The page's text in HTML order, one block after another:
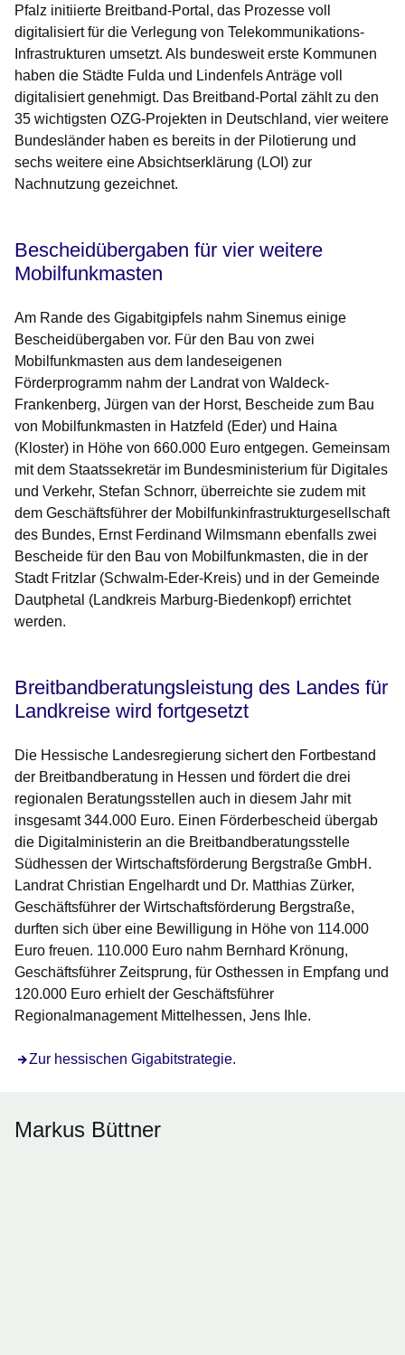
Pfalz initiierte Breitband-Portal, das Prozesse voll
digitalisiert für die Verlegung von Telekommunikations-
Infrastrukturen umsetzt. Als bundesweit erste Kommunen
haben die Städte Fulda und Lindenfels Anträge voll
digitalisiert genehmigt. Das Breitband-Portal zählt zu den
35 wichtigsten OZG-Projekten in Deutschland, vier weitere
Bundesländer haben es bereits in der Pilotierung und
sechs weitere eine Absichtserklärung (LOI) zur
Nachnutzung gezeichnet.
Bescheidübergaben für vier weitere
Mobilfunkmasten
Am Rande des Gigabitgipfels nahm Sinemus einige
Bescheidübergaben vor. Für den Bau von zwei
Mobilfunkmasten aus dem landeseigenen
Förderprogramm nahm der Landrat von Waldeck-
Frankenberg, Jürgen van der Horst, Bescheide zum Bau
von Mobilfunkmasten in Hatzfeld (Eder) und Haina
(Kloster) in Höhe von 660.000 Euro entgegen. Gemeinsam
mit dem Staatssekretär im Bundesministerium für Digitales
und Verkehr, Stefan Schnorr, überreichte sie zudem mit
dem Geschäftsführer der Mobilfunkinfrastrukturgesellschaft
des Bundes, Ernst Ferdinand Wilmsmann ebenfalls zwei
Bescheide für den Bau von Mobilfunkmasten, die in der
Stadt Fritzlar (Schwalm-Eder-Kreis) und in der Gemeinde
Dautphetal (Landkreis Marburg-Biedenkopf) errichtet
werden.
Breitbandberatungsleistung des Landes für
Landkreise wird fortgesetzt
Die Hessische Landesregierung sichert den Fortbestand
der Breitbandberatung in Hessen und fördert die drei
regionalen Beratungsstellen auch in diesem Jahr mit
insgesamt 344.000 Euro. Einen Förderbescheid übergab
die Digitalministerin an die Breitbandberatungsstelle
Südhessen der Wirtschaftsförderung Bergstraße GmbH.
Landrat Christian Engelhardt und Dr. Matthias Zürker,
Geschäftsführer der Wirtschaftsförderung Bergstraße,
durften sich über eine Bewilligung in Höhe von 114.000
Euro freuen. 110.000 Euro nahm Bernhard Krönung,
Geschäftsführer Zeitsprung, für Osthessen in Empfang und
120.000 Euro erhielt der Geschäftsführer
Regionalmanagement Mittelhessen, Jens Ihle.
Zur hessischen Gigabitstrategie.
Öffnet sich in einem neuen Fenster
Markus Büttner